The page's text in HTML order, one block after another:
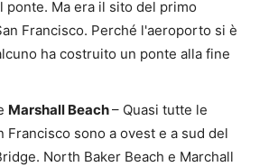
ponte. Ma era il sito del primo
Francisco. Perché l'aeroporto si è
ha costruito un ponte alla fine
Marshall Beach– Quasi tutte le
Francisco sono a ovest e a sud del
North Baker Beach e Marchall